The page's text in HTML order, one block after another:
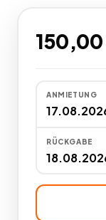
150,00
ANMIETUNG
RÜCKGABE